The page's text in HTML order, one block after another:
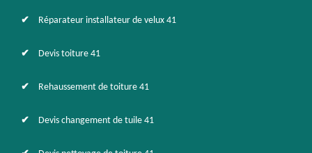
Réparateur installateur de velux 41
Devis toiture 41
Rehaussement de toiture 41
Devis changement de tuile 41